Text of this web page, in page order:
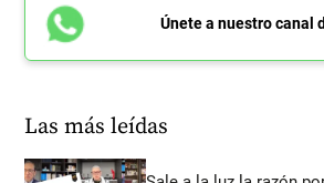
Únete a nuestro canal
Las más leídas